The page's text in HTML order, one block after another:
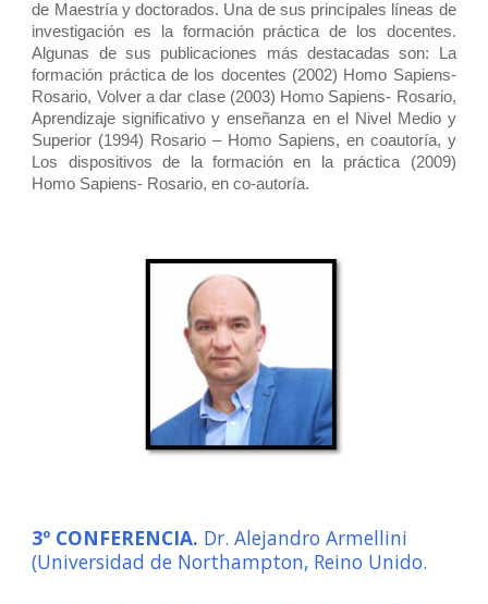
de Maestría y doctorados. Una de sus principales líneas de
investigación es la formación práctica de los docentes.
Algunas de sus publicaciones más destacadas son: La
formación práctica de los docentes (2002) Homo Sapiens-
Rosario, Volver a dar clase (2003) Homo Sapiens- Rosario,
Aprendizaje significativo y enseñanza en el Nivel Medio y
Superior (1994) Rosario – Homo Sapiens, en coautoría, y
Los dispositivos de la formación en la práctica (2009)
Homo Sapiens- Rosario, en co-autoría.
3º CONFERENCIA. Dr. Alejandro Armellini
(Universidad de Northampton, Reino Unido.